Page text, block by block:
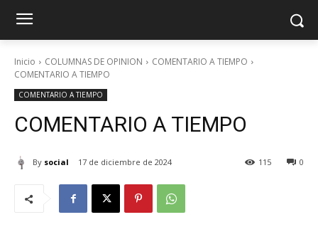
Inicio COLUMNAS DE OPINION
COMENTARIO A TIEMPO
COMENTARIO A TIEMPO
COMENTARIO A TIEMPO
COMENTARIO A TIEMPO
By social 17 de diciembre de 2024 0
115